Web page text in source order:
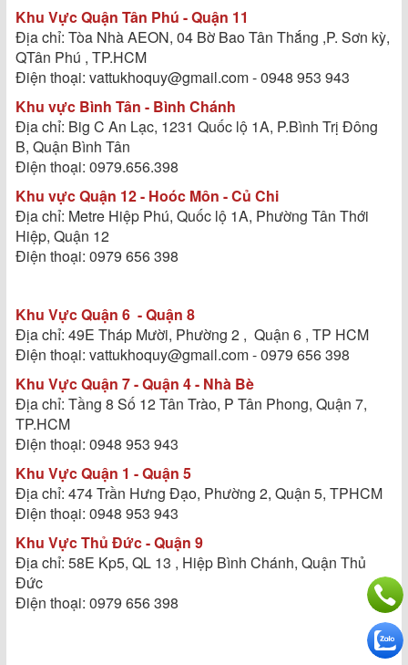
Khu Vực Quận Tân Phú - Quận 11
Địa chỉ: Tòa Nhà AEON, 04 Bờ Bao Tân Thắng ,P. Sơn kỳ,
QTân Phú , TP.HCM
Điện thoại: vattukhoquy@gmail.com - 0948 953 943
Khu vực Bình Tân - Bình Chánh
Địa chỉ: Big C An Lạc, 1231 Quốc lộ 1A, P.Bình Trị Đông
B, Quận Bình Tân
Điện thoại: 0979.656.398
Khu vực Quận 12 - Hoóc Môn - Củ Chi
Địa chỉ: Metre Hiệp Phú, Quốc lộ 1A, Phường Tân Thới
Hiệp, Quận 12
Điện thoại: 0979 656 398
Khu Vực Quận 6 - Quận 8
Địa chỉ: 49E Tháp Mười, Phường 2 , Quận 6 , TP HCM
Điện thoại: vattukhoquy@gmail.com - 0979 656 398
Khu Vực Quận 7 - Quận 4 - Nhà Bè
Địa chỉ: Tầng 8 Số 12 Tân Trào, P Tân Phong, Quận 7,
TP.HCM
Điện thoại: 0948 953 943
Khu Vực Quận 1 - Quận 5
Địa chỉ: 474 Trần Hưng Đạo, Phường 2, Quận 5, TPHCM
Điện thoại: 0948 953 943
Khu Vực Thủ Đức - Quận 9
Địa chỉ: 58E Kp5, QL 13 , Hiệp Bình Chánh, Quận Thủ
Đức
Điện thoại: 0979 656 398